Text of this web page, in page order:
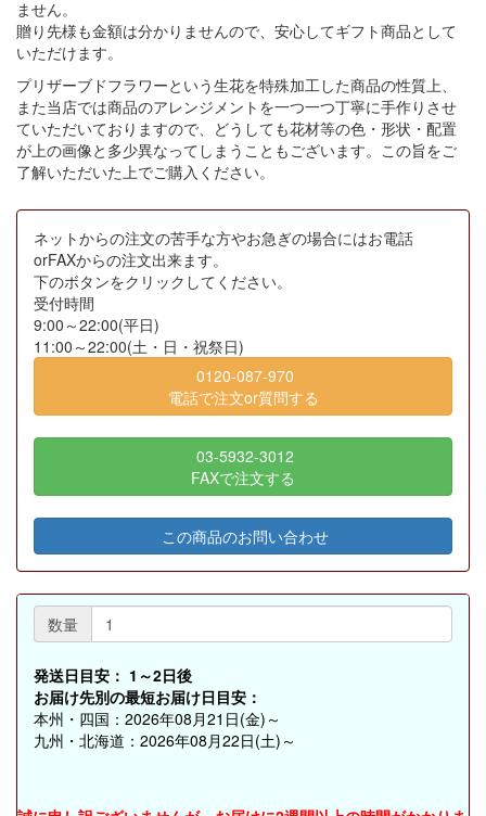
ません。
贈り先様も金額は分かりませんので、安心してギフト商品として
いただけます。
プリザーブドフラワーという生花を特殊加工した商品の性質上、
また当店では商品のアレンジメントを一つ一つ丁寧に手作りさせ
ていただいておりますので、どうしても花材等の色・形状・配置
が上の画像と多少異なってしまうこともございます。この旨をご
了解いただいた上でご購入ください。
ネットからの注文の苦手な方やお急ぎの場合にはお電話
orFAXからの注文出来ます。
下のボタンをクリックしてください。
受付時間
9:00～22:00(平日)
11:00～22:00(土・日・祝祭日)
0120-087-970
電話で注文or質問する
03-5932-3012
FAXで注文する
この商品のお問い合わせ
数量
発送日目安： 1～2日後
お届け先別の最短お届け日目安：
本州・四国：2026年08月21日(金)～
九州・北海道：2026年08月22日(土)～